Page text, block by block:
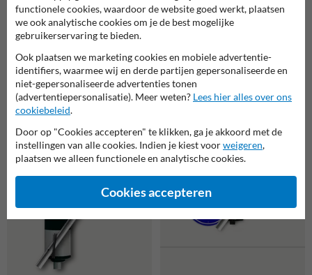
Verkeerszuil BB21
aluminium - zwart/wit klasse
48mm
aluminium geel
fluorescerend incl. flespaal
functionele cookies, waardoor de website goed werkt, plaatsen
we ook analytische cookies om je de best mogelijke
gebruikerservaring te bieden.
Ook plaatsen we marketing cookies en mobiele advertentie-
identifiers, waarmee wij en derde partijen gepersonaliseerde en
niet-gepersonaliseerde advertenties tonen
(advertentiepersonalisatie). Meer weten? Lees hier alles over ons
cookiebeleid.
Door op "Cookies accepteren" te klikken, ga je akkoord met de
instellingen van alle cookies. Indien je kiest voorweigeren,
plaatsen we alleen functionele en analytische cookies.
Cookies accepteren